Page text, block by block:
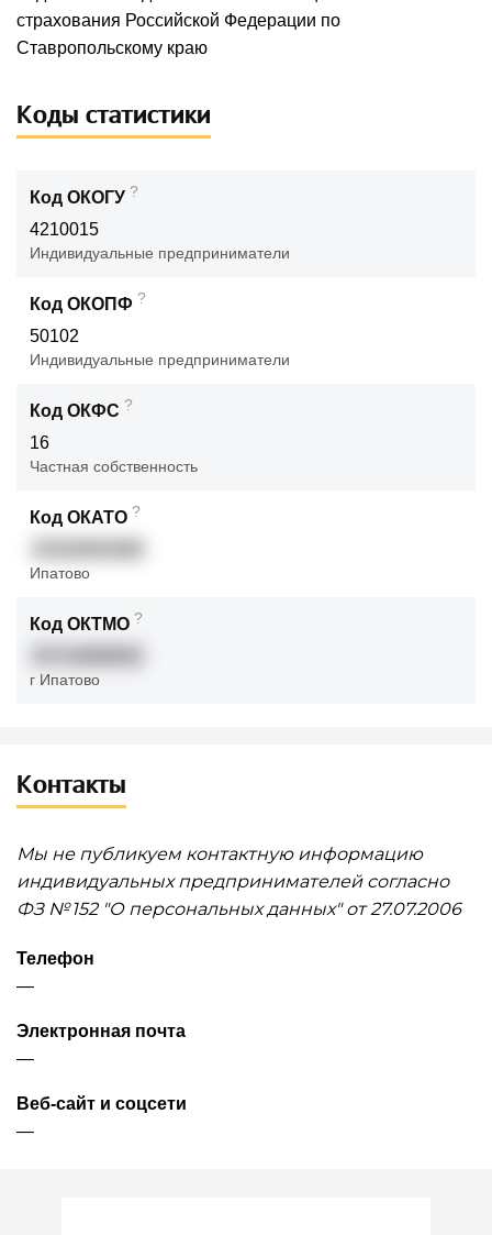
страхования Российской Федерации по
Ставропольскому краю
Коды статистики
Код ОКОГУ ?
4210015
Индивидуальные предприниматели
Код ОКОПФ ?
50102
Индивидуальные предприниматели
Код ОКФС ?
16
Частная собственность
Код ОКАТО ?
Ипатово
Код ОКТМО ?
г Ипатово
Контакты
Мы не публикуем контактную информацию
индивидуальных предпринимателей согласно
ФЗ № 152 "О персональных данных" от 27.07.2006
Телефон
—
Электронная почта
—
Веб-сайт и соцсети
—